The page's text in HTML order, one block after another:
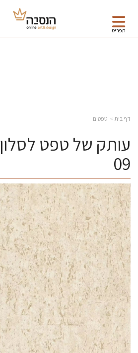
תפריט
דף בית טפטים
09